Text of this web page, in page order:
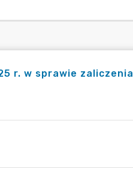
r. w sprawie zaliczenia